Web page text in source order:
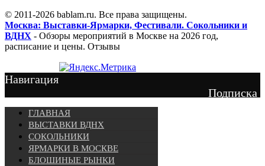
© 2011-2026 bablam.ru. Все права защищены.
Москва: Выставки-Ярмарки, Фестивали. Сокольники и
ВДНХ - Обзоры мероприятий в Москве на 2026 год,
расписание и цены. Отзывы
Навигация
Подписка
ГЛАВНАЯ
ВЫСТАВКИ ВДНХ
СОКОЛЬНИКИ
ЯРМАРКИ В МОСКВЕ
БЛОШИНЫЕ РЫНКИ